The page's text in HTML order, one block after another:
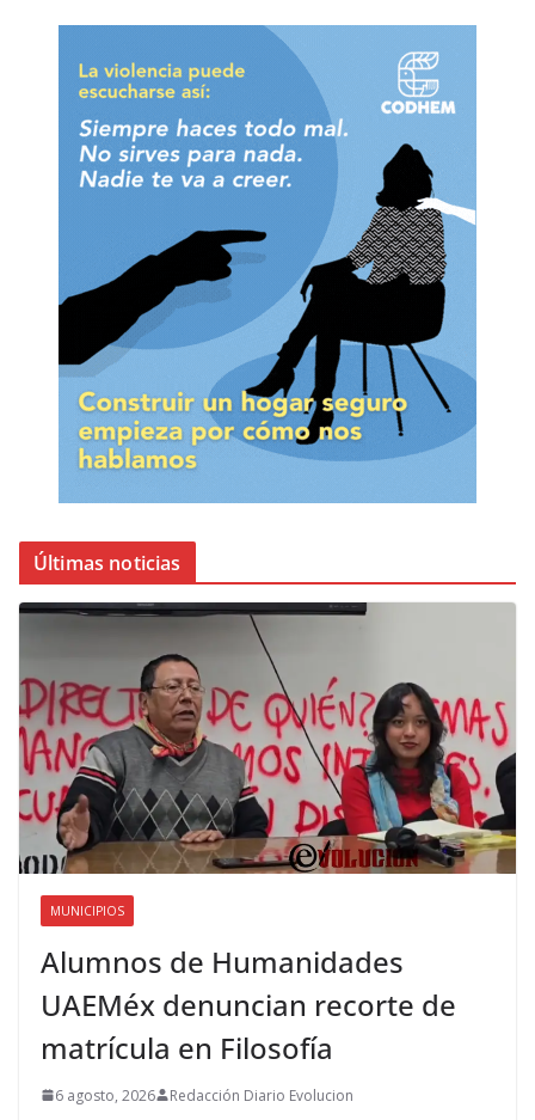
Últimas noticias
MUNICIPIOS
Alumnos de Humanidades
UAEMéx denuncian recorte de
matrícula en Filosofía
6 agosto, 2026 Redacción Diario Evolucion